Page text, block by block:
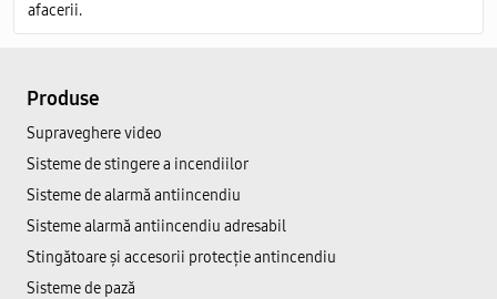
afacerii.
Produse
Supraveghere video
Sisteme de stingere a incendiilor
Sisteme de alarmă antiincendiu
Sisteme alarmă antiincendiu adresabil
Stingătoare și accesorii protecție antincendiu
Sisteme de pază